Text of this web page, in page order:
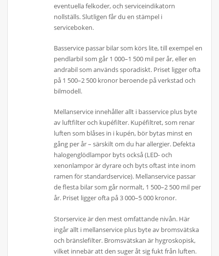
eventuella felkoder, och serviceindikatorn
nollställs. Slutligen får du en stämpel i
serviceboken.
Basservice passar bilar som körs lite, till exempel en
pendlarbil som går 1 000–1 500 mil per år, eller en
andrabil som används sporadiskt. Priset ligger ofta
på 1 500–2 500 kronor beroende på verkstad och
bilmodell.
Mellanservice innehåller allt i basservice plus byte
av luftfilter och kupéfilter. Kupéfiltret, som renar
luften som blåses in i kupén, bör bytas minst en
gång per år – särskilt om du har allergier. Defekta
halogenglödlampor byts också (LED- och
xenonlampor är dyrare och byts oftast inte inom
ramen för standardservice). Mellanservice passar
de flesta bilar som går normalt, 1 500–2 500 mil per
år. Priset ligger ofta på 3 000–5 000 kronor.
Storservice är den mest omfattande nivån. Här
ingår allt i mellanservice plus byte av bromsvätska
och bränslefilter. Bromsvätskan är hygroskopisk,
vilket innebär att den suger åt sig fukt från luften.